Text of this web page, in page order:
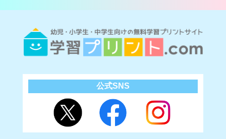
公式SNS